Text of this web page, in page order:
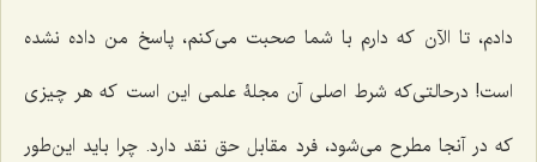
دادم، تا الآن که دارم با شما صحبت می‌کنم، پاسخ من داده نشده
است! درحالتی‌که شرط اصلی آن مجلۀ علمی ‌این است که هر چیزی
که در آنجا مطرح می‌شود، فرد مقابل حق نقد دارد. چرا باید این‌طور